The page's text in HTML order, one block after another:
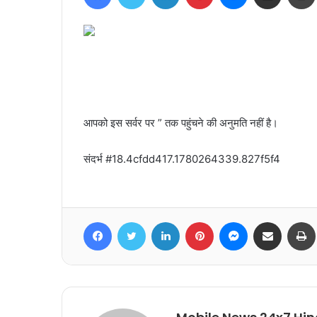
आपको इस सर्वर पर ” तक पहुंचने की अनुमति नहीं है।
संदर्भ #18.4cfdd417.1780264339.827f5f4
FacebookTwitter LinkedIn Pinterest Messenger
Share via Email